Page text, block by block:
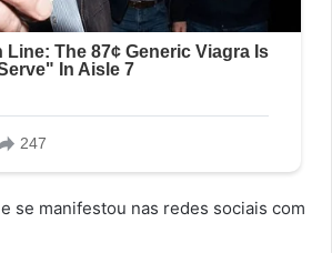
se manifestou nas redes sociais com